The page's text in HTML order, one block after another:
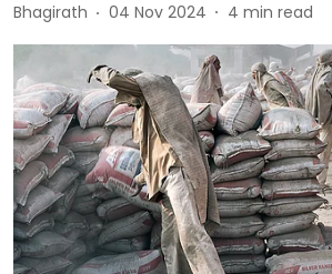
Bhagirath 04 Nov 2024 4 min read